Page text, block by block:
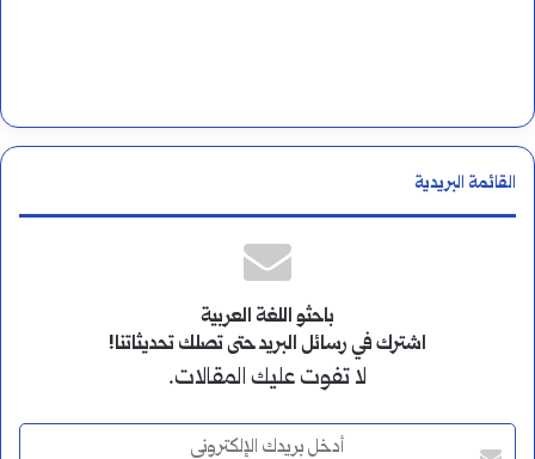
القائمة البريدية
باحثو اللغة العربية
اشترك في رسائل البريد حتى تصلك تحديثاتنا!
لا تفوت عليك المقالات.